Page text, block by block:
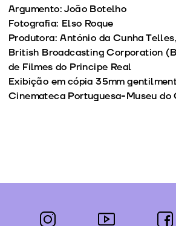
Argumento: João Botelho
Fotografia: Elso Roque
Produtora: António da Cunha
British Broadcasting Corporation
de Filmes do Principe Real
Exibição em cópia 35mm
Cinemateca Portuguesa-Museu do
instagram youtube